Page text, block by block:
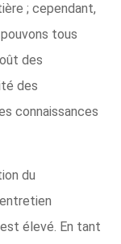
; cependant,
tous
des
des
connaissances
du
élevé. En tant